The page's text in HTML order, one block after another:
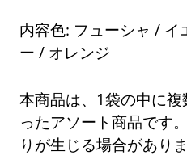
内容色: フューシャ /
ー / オレンジ
本商品は、1袋の中に
ったアソート商品です
りが生じる場合があり